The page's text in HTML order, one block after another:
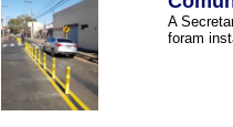
A
foram